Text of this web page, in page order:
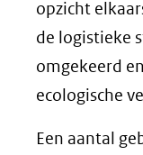
opzicht
de logistieke
omgekeerd
ecologische
Een aantal